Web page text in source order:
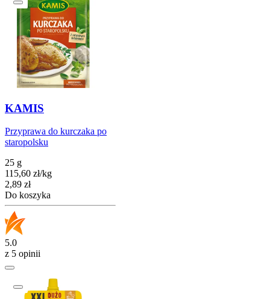
KAMIS
Przyprawa do kurczaka po
staropolsku
25 g
115,60 zł/kg
Cena
2,89 zł
Do koszyka
5.0
z 5 opinii